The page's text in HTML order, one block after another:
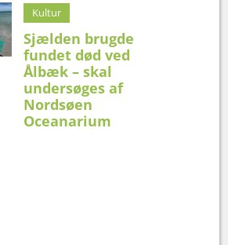
Kultur
Sjælden brugde
fundet død ved
Ålbæk – skal
undersøges af
Nordsøen
Oceanarium